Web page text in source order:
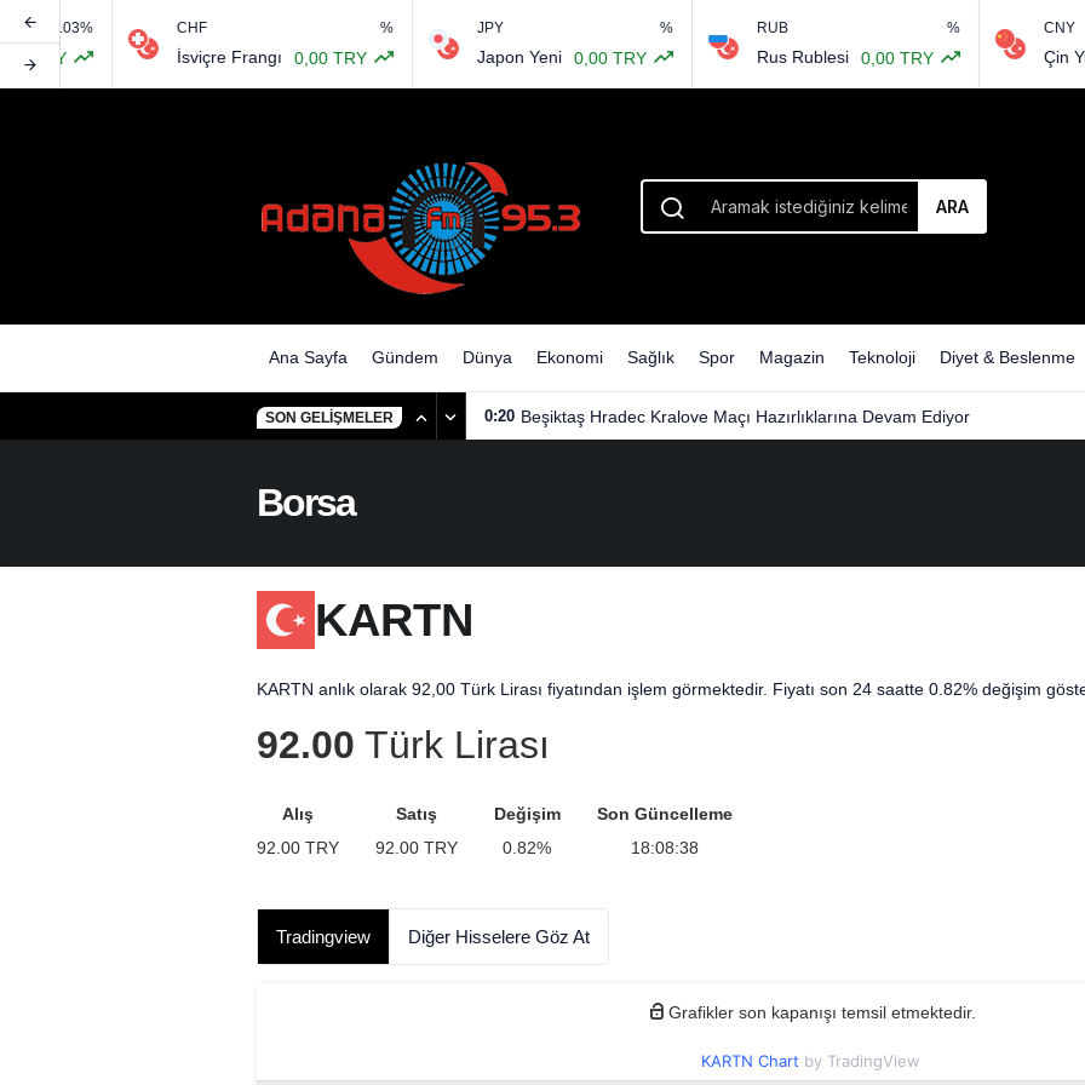
0.03% CHF
İsviçre Frangı 0,00 TRY Japon Yeni 0,00 TRY Rus Rublesi 0,00 TRY
CNY
Çin Yuanı
ARA
Ana Sayfa Gündem Dünya Ekonomi Sağlık Spor Magazin Teknoloji Diyet & Beslenme
SON GELIŞMELER 0:20 Beşiktaş Hradec Kralove Maçı Hazırlıklarına Devam Ediyor
Borsa
KARTN
KARTN anlık olarak 92,00 Türk Lirası fiyatından işlem görmektedir. Fiyatı son 24 saatte 0.82% değişim
92.00 Türk Lirası
Alış
92.00 TRY
Satış
92.00 TRY
Değişim
0.82%
Son Güncelleme
18:08:38
Tradingview Diğer Hisselere Göz At
Grafikler son kapanışı temsil etmektedir.
KARTN Chart by TradingView